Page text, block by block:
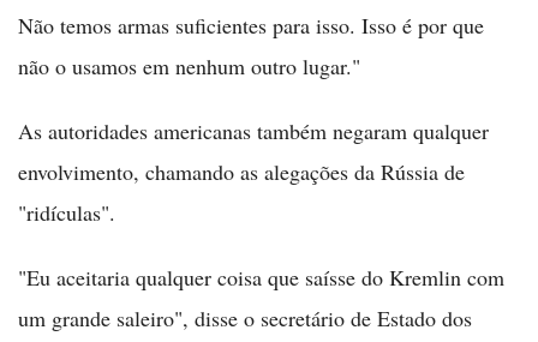
Não temos armas suficientes para isso. Isso é por que
não o usamos em nenhum outro lugar."
As autoridades americanas também negaram qualquer
envolvimento, chamando as alegações da Rússia de
"ridículas".
"Eu aceitaria qualquer coisa que saísse do Kremlin com
um grande saleiro", disse o secretário de Estado dos